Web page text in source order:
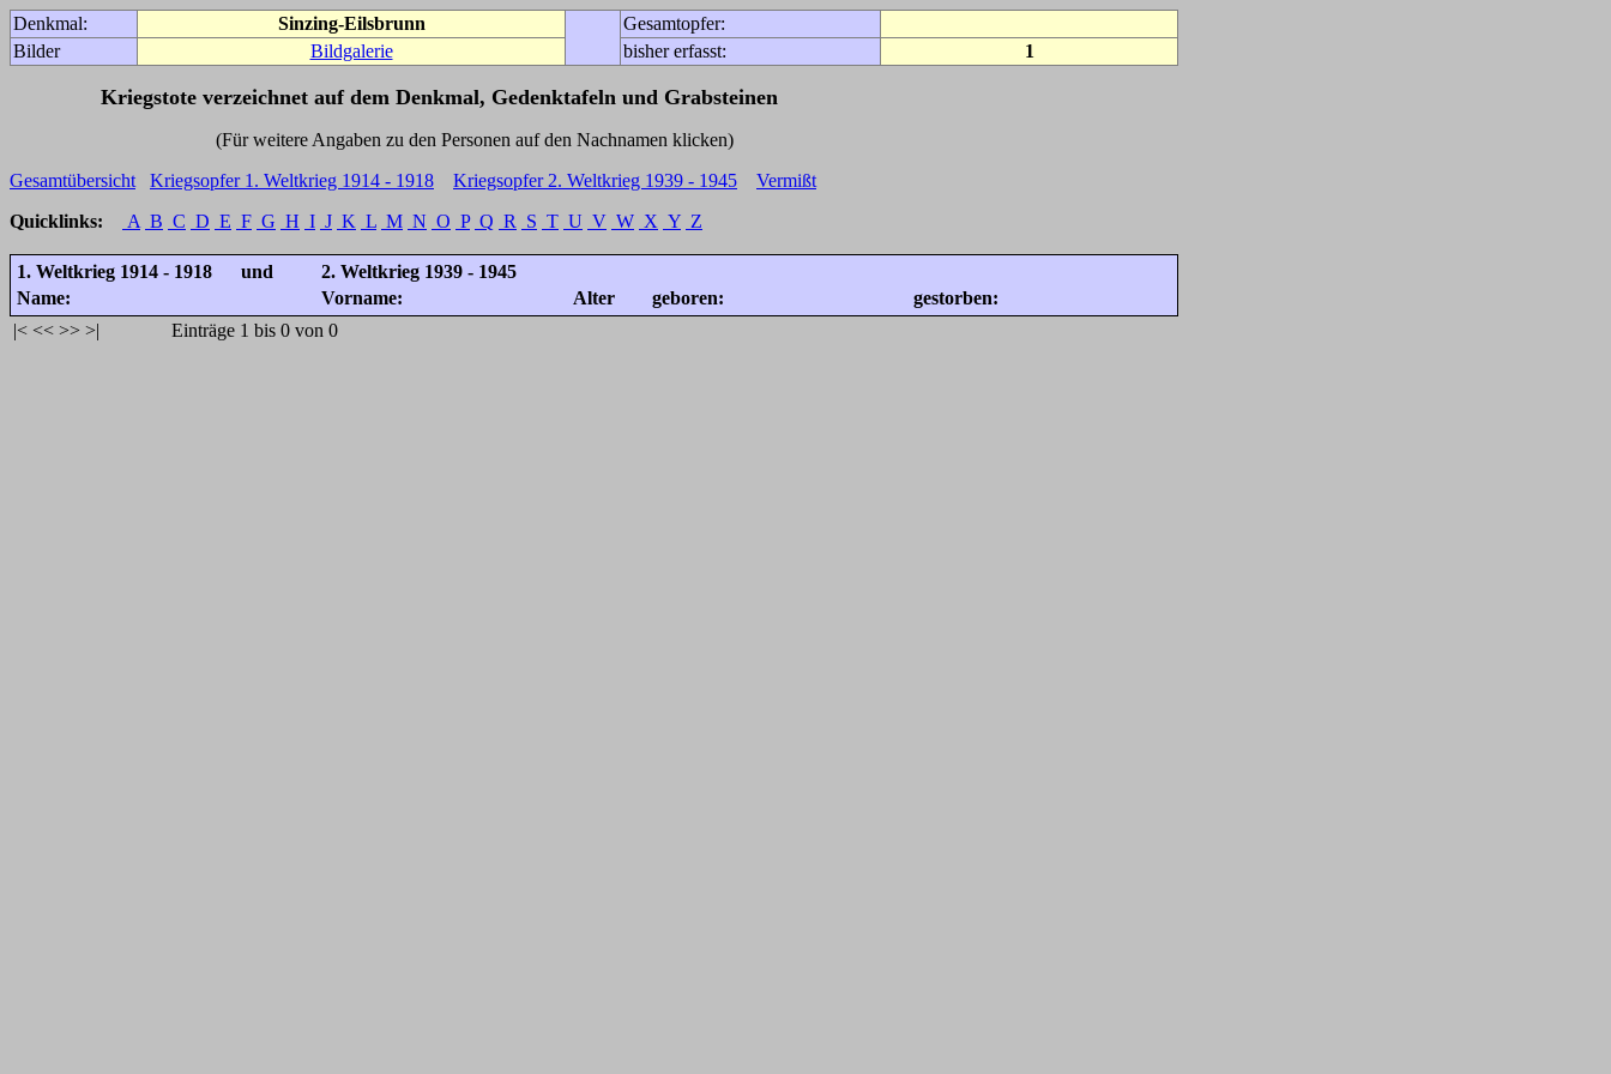
Denkmal: Sinzing-Eilsbrunn
Gesamtopfer:
Bilder
Bildgalerie bisher erfasst: 1
Kriegstote verzeichnet auf dem Denkmal, Gedenktafeln und Grabsteinen
(Für weitere Angaben zu den Personen auf den Nachnamen klicken)
Gesamtübersicht
Kriegsopfer 1. Weltkrieg 1914 - 1918 Kriegsopfer 2. Weltkrieg 1939 - 1945
Vermißt
Quicklinks:
A B C D E F G H I J K L M N O P Q R S T U V W X Y Z
1. Weltkrieg 1914 - 1918 und
2. Weltkrieg 1939 - 1945
Name:
Vorname: Alter geboren:
gestorben:
|< << >> >| Einträge 1 bis 0 von 0